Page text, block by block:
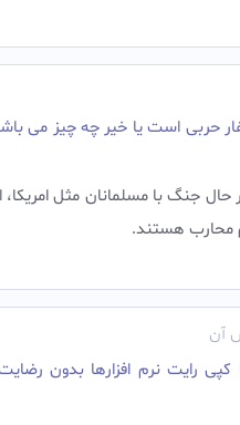
حربی است یا خیر چه چیز می
جنگ با مسلمانان مثل
محارب هستند.
آن
کپی رایت نرم افزارها بدون